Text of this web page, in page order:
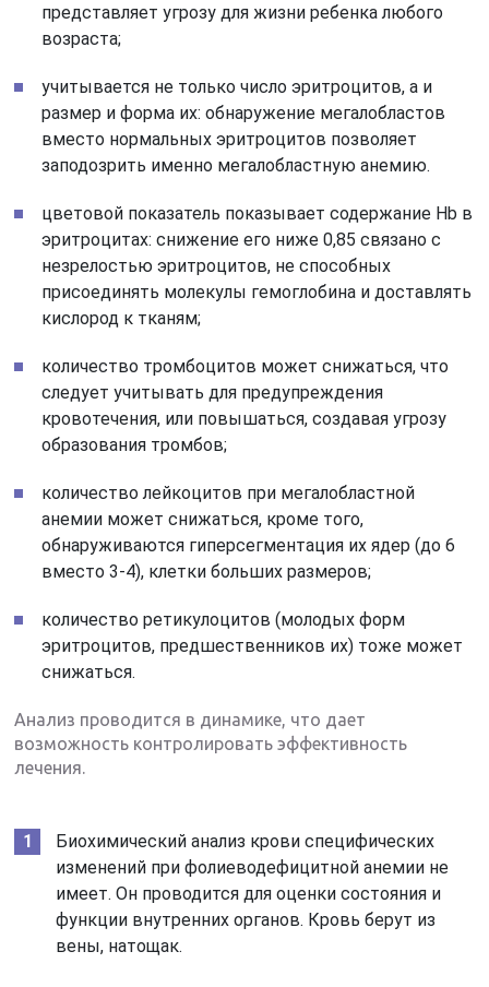
представляет угрозу для жизни ребенка любого
возраста;
учитывается не только число эритроцитов, а и
размер и форма их: обнаружение мегалобластов
вместо нормальных эритроцитов позволяет
заподозрить именно мегалобластную анемию.
цветовой показатель показывает содержание Hb в
эритроцитах: снижение его ниже 0,85 связано с
незрелостью эритроцитов, не способных
присоединять молекулы гемоглобина и доставлять
кислород к тканям;
количество тромбоцитов может снижаться, что
следует учитывать для предупреждения
кровотечения, или повышаться, создавая угрозу
образования тромбов;
количество лейкоцитов при мегалобластной
анемии может снижаться, кроме того,
обнаруживаются гиперсегментация их ядер (до 6
вместо 3-4), клетки больших размеров;
количество ретикулоцитов (молодых форм
эритроцитов, предшественников их) тоже может
снижаться.
Анализ проводится в динамике, что дает
возможность контролировать эффективность
лечения.
Биохимический анализ крови специфических
изменений при фолиеводефицитной анемии не
имеет. Он проводится для оценки состояния и
функции внутренних органов. Кровь берут из
вены, натощак.